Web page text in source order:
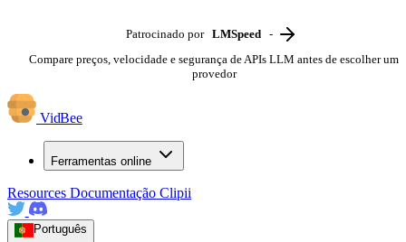
Patrocinado por LMSpeed -
Compare preços, velocidade e segurança de APIs LLM antes de escolher um
provedor
VidBee
Ferramentas online
Resources Documentação Clipii
Português